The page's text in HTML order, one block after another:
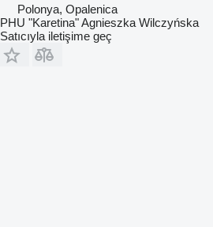
Polonya, Opalenica
PHU "Karetina" Agnieszka Wilczyńska
Satıcıyla iletişime geç